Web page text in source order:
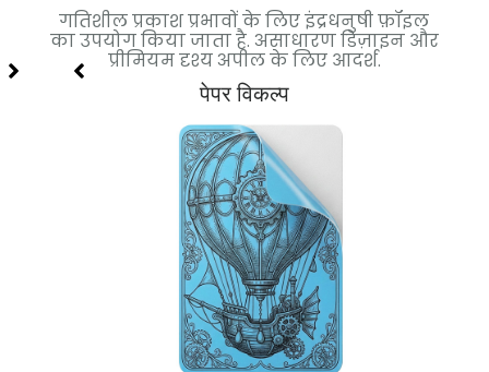
गतिशील प्रकाश प्रभावों के लिए इंद्रधनुषी फ़ॉइल
का उपयोग किया जाता है. असाधारण डिज़ाइन और
प्रीमियम दृश्य अपील के लिए आदर्श.
पेपर विकल्प